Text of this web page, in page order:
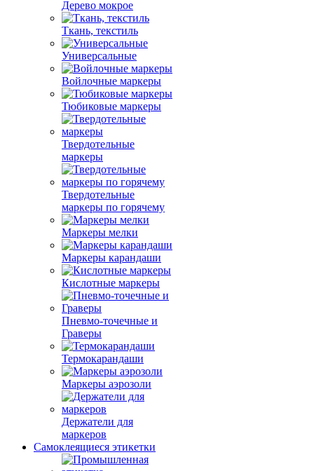
Дерево мокрое
Ткань, текстиль
Универсальные
Войлочные маркеры
Тюбиковые маркеры
Твердотельные
маркеры
Твердотельные
маркеры по горячему
Маркеры мелки
Маркеры карандаши
Кислотные маркеры
Пневмо-точечные и
Граверы
Термокарандаши
Маркеры аэрозоли
Держатели для
маркеров
Самоклеящиеся этикетки